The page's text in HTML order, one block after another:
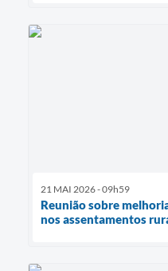
21 MAI 2026 - 09h59
Reunião sobre
nos assentamentos